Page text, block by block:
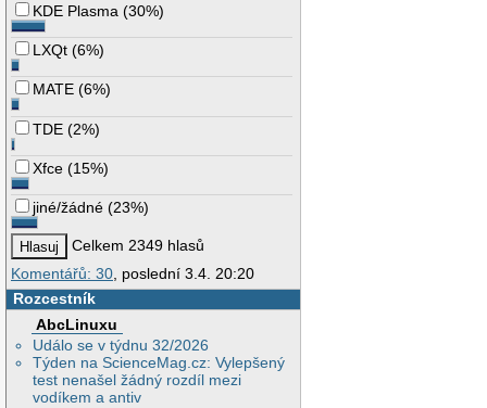
KDE Plasma (30%)
LXQt (6%)
MATE (6%)
TDE (2%)
Xfce (15%)
jiné/žádné (23%)
Celkem 2349 hlasů
Komentářů: 30 , poslední 3.4. 20:20
Rozcestník
AbcLinuxu
Událo se v týdnu 32/2026
Týden na ScienceMag.cz: Vylepšený
test nenašel žádný rozdíl mezi
vodíkem a antiv